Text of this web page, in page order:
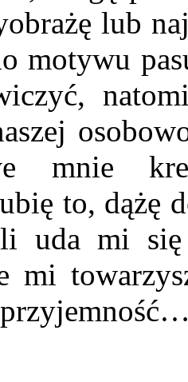
lub
motywu
mnie
to, dążę
uda mi
mi